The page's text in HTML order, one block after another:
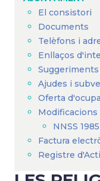
El consistori
Documents
Telèfons i
Enllaços
Suggeriments
Ajudes i
Oferta
Modificacions
NNSS
Factura
Registre